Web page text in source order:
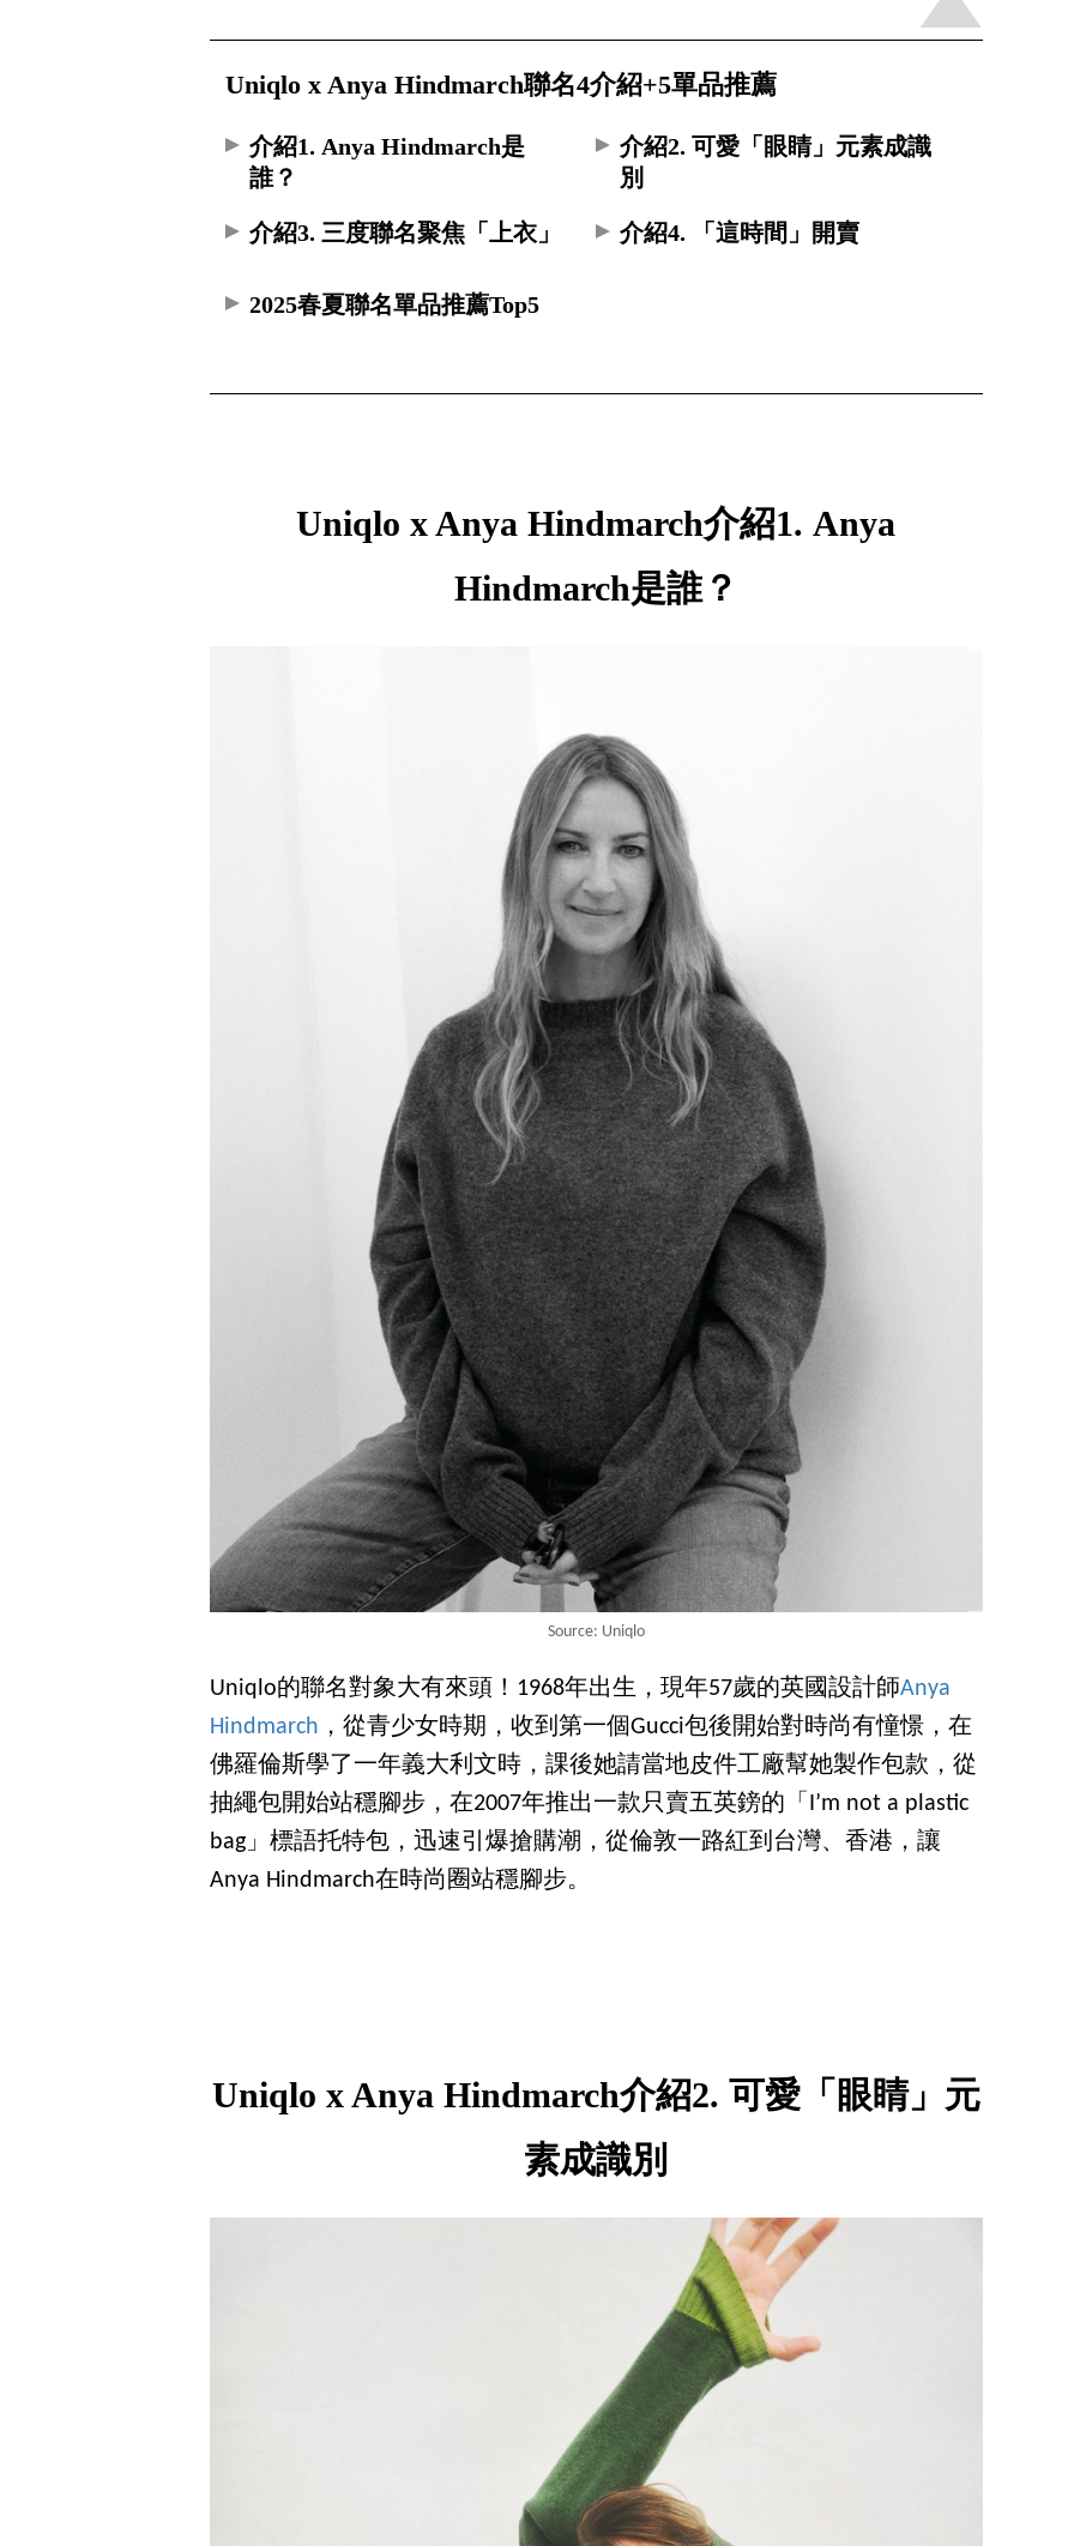
Uniqlo x Anya Hindmarch聯名4介紹+5單品推薦
介紹1. Anya Hindmarch是
誰？
介紹2. 可愛「眼睛」元素成識
別
介紹3. 三度聯名聚焦「上衣」 介紹4. 「這時間」開賣
2025春夏聯名單品推薦Top5
Uniqlo x Anya Hindmarch介紹1. Anya
Hindmarch是誰？
Source: Uniqlo
Uniqlo的聯名對象大有來頭！1968年出生，現年57歲的英國設計師Anya
Hindmarch ，從青少女時期，收到第一個Gucci包後開始對時尚有憧憬，在
佛羅倫斯學了一年義大利文時，課後她請當地皮件工廠幫她製作包款，從
抽繩包開始站穩腳步，在2007年推出一款只賣五英鎊的「I’m not a plastic
bag」標語托特包，迅速引爆搶購潮，從倫敦一路紅到台灣、香港，讓
Anya Hindmarch在時尚圈站穩腳步。
Uniqlo x Anya Hindmarch介紹2. 可愛「眼睛」元
素成識別